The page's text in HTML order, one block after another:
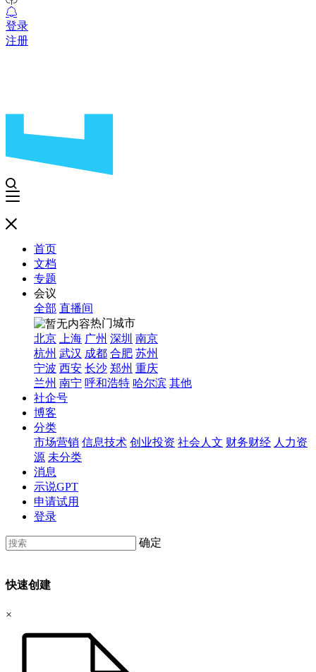
登录
注册
首页
文档
专题
会议
全部 直播间
热门城市
北京
上海 广州 深圳 南京
杭州 武汉 成都 合肥 苏州
宁波 西安 长沙 郑州 重庆
兰州 南宁 呼和浩特 哈尔滨 其他
社企号
博客
分类
市场营销 信息技术 创业投资 社会人文 财务财经 人力资
源 未分类
消息
示说GPT
申请试用
登录
确定
快速创建
×